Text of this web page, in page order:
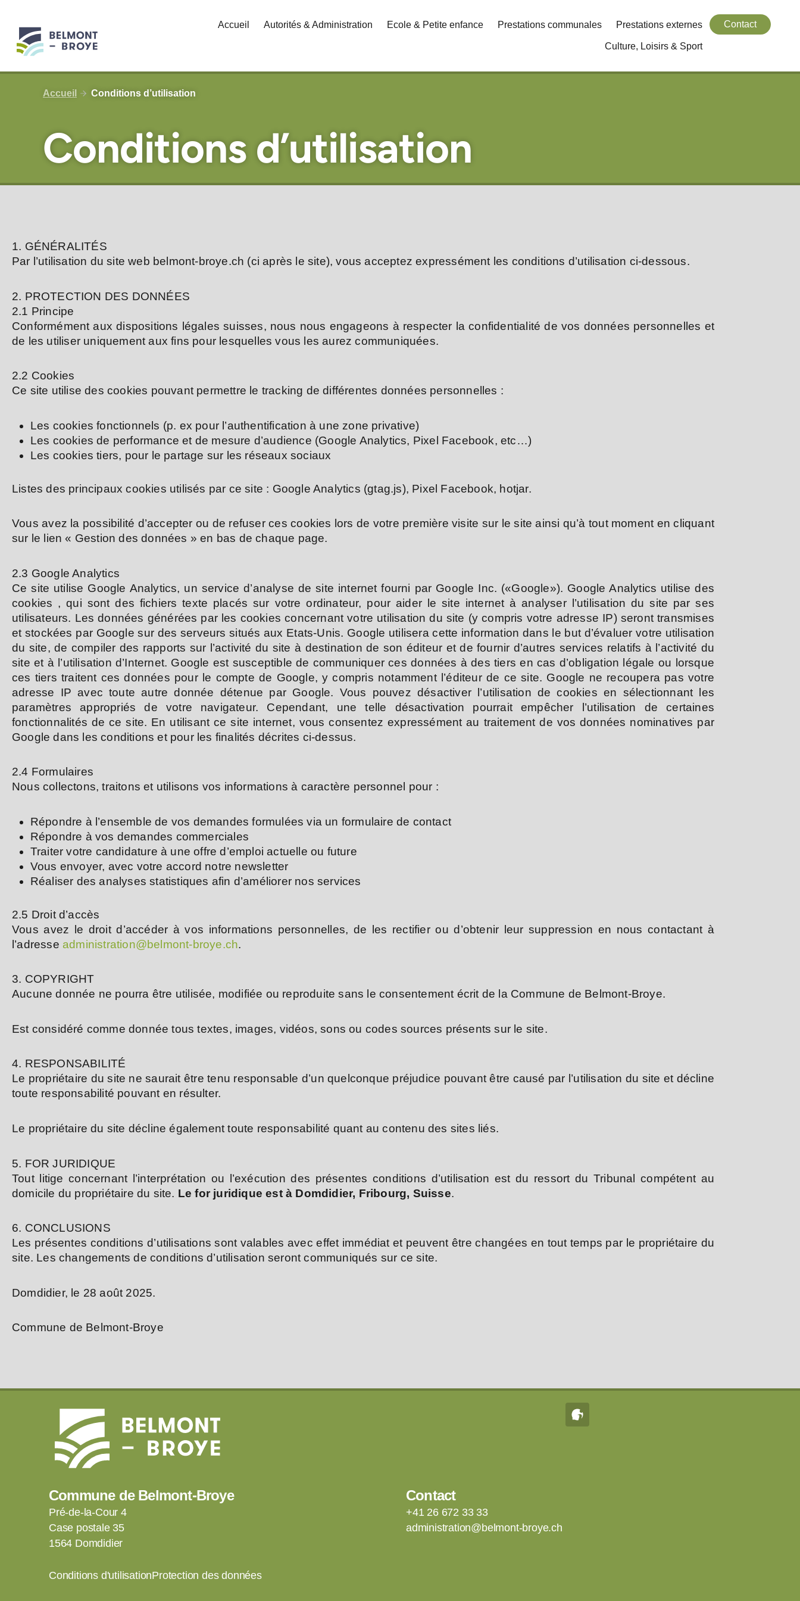
contenu
Accueil Autorités & Administration Ecole & Petite enfance Prestations communales Prestations externes
Culture, Loisirs & Sport
Contact
Accueil Conditions d’utilisation
Conditions d’utilisation
1. GÉNÉRALITÉS
Par l’utilisation du site web belmont-broye.ch (ci après le site), vous acceptez expressément les conditions d’utilisation ci-dessous.
2. PROTECTION DES DONNÉES
2.1 Principe
Conformément aux dispositions légales suisses, nous nous engageons à respecter la confidentialité de vos données personnelles et
de les utiliser uniquement aux fins pour lesquelles vous les aurez communiquées.
2.2 Cookies
Ce site utilise des cookies pouvant permettre le tracking de différentes données personnelles :
Les cookies fonctionnels (p. ex pour l’authentification à une zone privative)
Les cookies de performance et de mesure d’audience (Google Analytics, Pixel Facebook, etc…)
Les cookies tiers, pour le partage sur les réseaux sociaux
Listes des principaux cookies utilisés par ce site : Google Analytics (gtag.js), Pixel Facebook, hotjar.
Vous avez la possibilité d’accepter ou de refuser ces cookies lors de votre première visite sur le site ainsi qu’à tout moment en cliquant
sur le lien « Gestion des données » en bas de chaque page.
2.3 Google Analytics
Ce site utilise Google Analytics, un service d’analyse de site internet fourni par Google Inc. («Google»). Google Analytics utilise des
cookies , qui sont des fichiers texte placés sur votre ordinateur, pour aider le site internet à analyser l’utilisation du site par ses
utilisateurs. Les données générées par les cookies concernant votre utilisation du site (y compris votre adresse IP) seront transmises
et stockées par Google sur des serveurs situés aux Etats-Unis. Google utilisera cette information dans le but d’évaluer votre utilisation
du site, de compiler des rapports sur l’activité du site à destination de son éditeur et de fournir d’autres services relatifs à l’activité du
site et à l’utilisation d’Internet. Google est susceptible de communiquer ces données à des tiers en cas d’obligation légale ou lorsque
ces tiers traitent ces données pour le compte de Google, y compris notamment l’éditeur de ce site. Google ne recoupera pas votre
adresse IP avec toute autre donnée détenue par Google. Vous pouvez désactiver l’utilisation de cookies en sélectionnant les
paramètres appropriés de votre navigateur. Cependant, une telle désactivation pourrait empêcher l’utilisation de certaines
fonctionnalités de ce site. En utilisant ce site internet, vous consentez expressément au traitement de vos données nominatives par
Google dans les conditions et pour les finalités décrites ci-dessus.
2.4 Formulaires
Nous collectons, traitons et utilisons vos informations à caractère personnel pour :
Répondre à l’ensemble de vos demandes formulées via un formulaire de contact
Répondre à vos demandes commerciales
Traiter votre candidature à une offre d’emploi actuelle ou future
Vous envoyer, avec votre accord notre newsletter
Réaliser des analyses statistiques afin d’améliorer nos services
2.5 Droit d’accès
Vous avez le droit d’accéder à vos informations personnelles, de les rectifier ou d’obtenir leur suppression en nous contactant à
l’adresse administration@belmont-broye.ch.
3. COPYRIGHT
Aucune donnée ne pourra être utilisée, modifiée ou reproduite sans le consentement écrit de la Commune de Belmont-Broye.
Est considéré comme donnée tous textes, images, vidéos, sons ou codes sources présents sur le site.
4. RESPONSABILITÉ
Le propriétaire du site ne saurait être tenu responsable d’un quelconque préjudice pouvant être causé par l’utilisation du site et décline
toute responsabilité pouvant en résulter.
Le propriétaire du site décline également toute responsabilité quant au contenu des sites liés.
5. FOR JURIDIQUE
Tout litige concernant l’interprétation ou l’exécution des présentes conditions d’utilisation est du ressort du Tribunal compétent au
domicile du propriétaire du site. Le for juridique est à Domdidier, Fribourg, Suisse.
6. CONCLUSIONS
Les présentes conditions d’utilisations sont valables avec effet immédiat et peuvent être changées en tout temps par le propriétaire du
site. Les changements de conditions d’utilisation seront communiqués sur ce site.
Domdidier, le 28 août 2025.
Commune de Belmont-Broye
Commune de Belmont-Broye
Pré-de-la-Cour 4
Case postale 35
1564 Domdidier
Contact
+41 26 672 33 33
administration@belmont-broye.ch
Conditions d'utilisationProtection des données